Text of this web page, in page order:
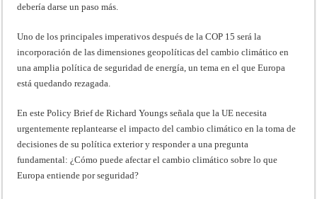
debería darse un paso más.
Uno de los principales imperativos después de la COP 15 será la
incorporación de las dimensiones geopolíticas del cambio climático en
una amplia política de seguridad de energía, un tema en el que Europa
está quedando rezagada.
En este Policy Brief de Richard Youngs señala que la UE necesita
urgentemente replantearse el impacto del cambio climático en la toma de
decisiones de su política exterior y responder a una pregunta
fundamental: ¿Cómo puede afectar el cambio climático sobre lo que
Europa entiende por seguridad?